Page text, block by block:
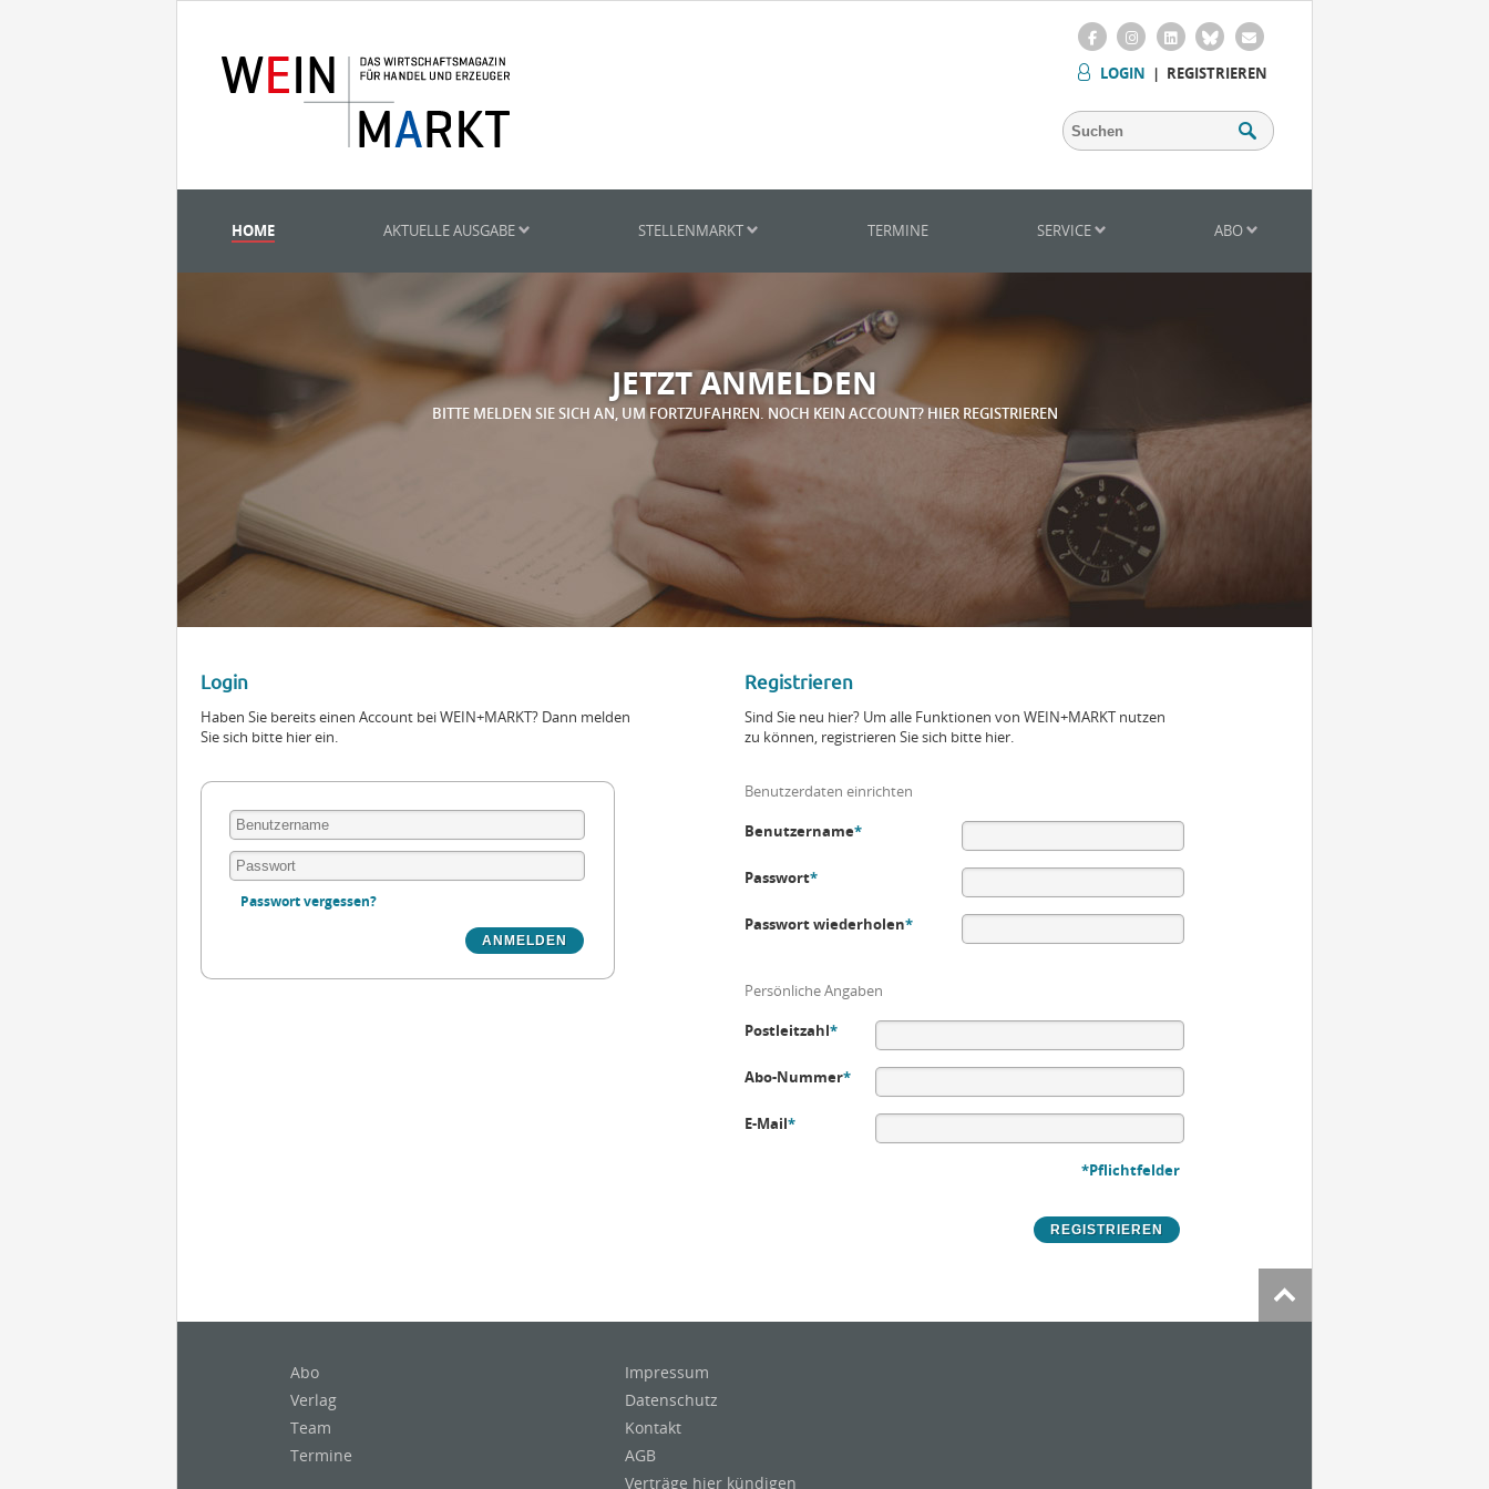
LOGIN | REGISTRIEREN
HOME AKTUELLE AUSGABE STELLENMARKT TERMINE SERVICE ABO
JETZT ANMELDEN
BITTE MELDEN SIE SICH AN, UM FORTZUFAHREN. NOCH KEIN ACCOUNT? HIER REGISTRIEREN
Login
Haben Sie bereits einen Account bei WEIN+MARKT? Dann melden
Sie sich bitte hier ein.
Passwort vergessen?
Registrieren
Sind Sie neu hier? Um alle Funktionen von WEIN+MARKT nutzen
zu können, registrieren Sie sich bitte hier.
Benutzerdaten einrichten
Benutzername*
Passwort*
Passwort wiederholen*
Persönliche Angaben
Postleitzahl*
Abo-Nummer*
E-Mail*
*Pflichtfelder
Abo
Verlag
Team
Termine
Impressum
Datenschutz
Kontakt
AGB
Verträge hier kündigen